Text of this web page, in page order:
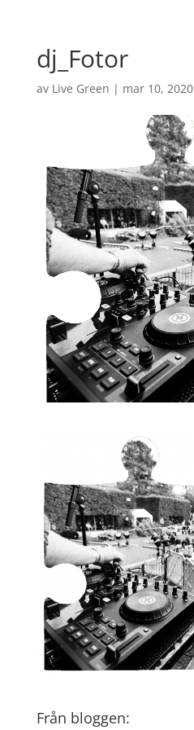
dj_Fotor
av Live Green | mar 10, 2020
Från bloggen: